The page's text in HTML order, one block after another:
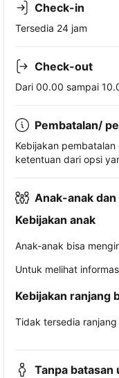
Check-in
Tersedia 24 jam
Check-out
Dari 00.00 sampai
Pembatalan/
Kebijakan
ketentuan dari opsi
Anak-anak
Kebijakan anak
Anak-anak bisa
Untuk melihat
Kebijakan ranjang
Tidak tersedia
Tanpa batasan